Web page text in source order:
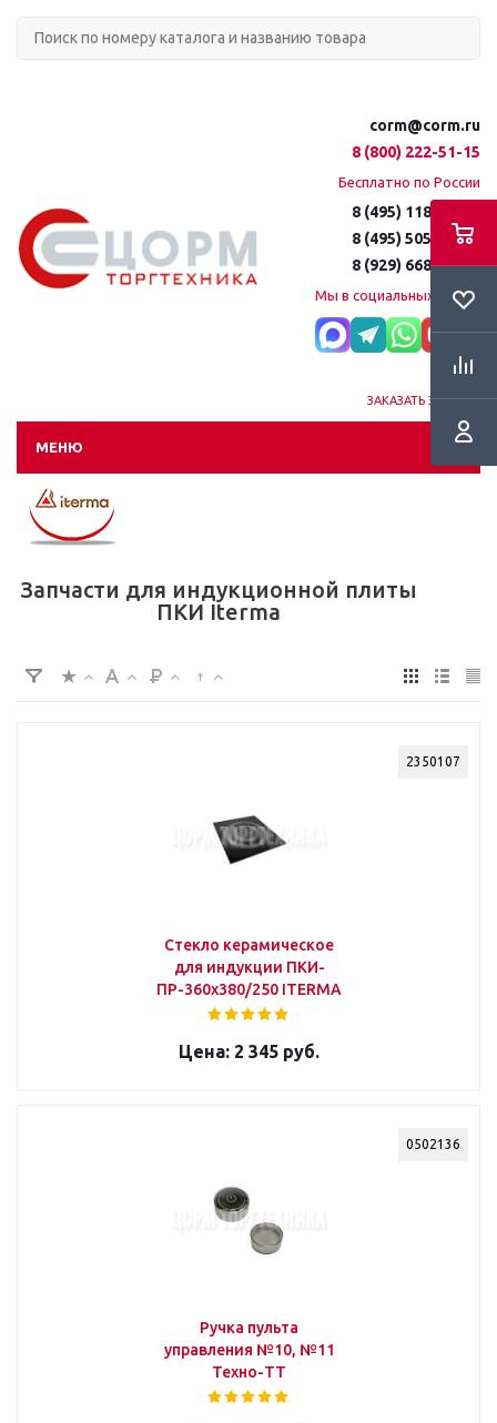
corm@corm.ru
8 (800) 222-51-15
Бесплатно по России
8 (495) 118-61-16
8 (495) 505-51-15
8 (929) 668-95-35
Мы в социальных сетях:
ЗАКАЗАТЬ ЗВОНОК
МЕНЮ
Запчасти для индукционной плиты
ПКИ Iterma
2350107
Стекло керамическое
для индукции ПКИ-
ПР-360х380/250 ITERMA
2 345 руб.
0502136
Ручка пульта
управления №10, №11
Техно-ТТ